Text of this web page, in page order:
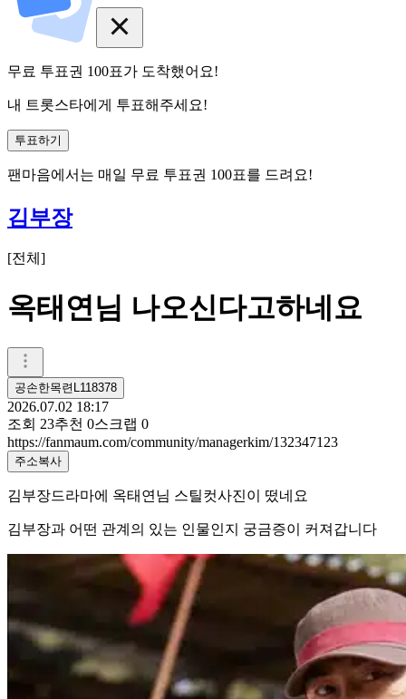
무료 투표권 100표가 도착했어요!
내 트롯스타에게 투표해주세요!
투표하기
팬마음에서는 매일 무료 투표권 100표를 드려요!
김부장
[전체 ]
옥태연님 나오신다고하네요
공손한목련L118378
2026.07.02 18:17
조회 23추천 0스크랩 0
https://fanmaum.com/community/managerkim/132347123
주소복사
김부장드라마에 옥태연님 스틸컷사진이 떴네요
김부장과 어떤 관계의 있는 인물인지 궁금증이 커져갑니다